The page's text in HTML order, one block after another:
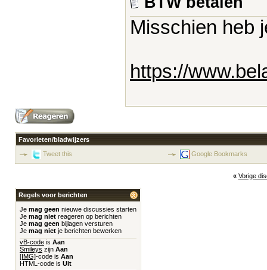
Misschien heb
https://
Favorieten/bladwijzers
Tweet this
Google Bookmarks
« Vorige
Regels voor berichten
Je mag geen nieuwe discussies starten
Je mag niet reageren op berichten
Je mag geen bijlagen versturen
Je mag niet je berichten bewerken
vB-code is Aan
Smileys zijn Aan
[IMG]-code is Aan
HTML-code is Uit